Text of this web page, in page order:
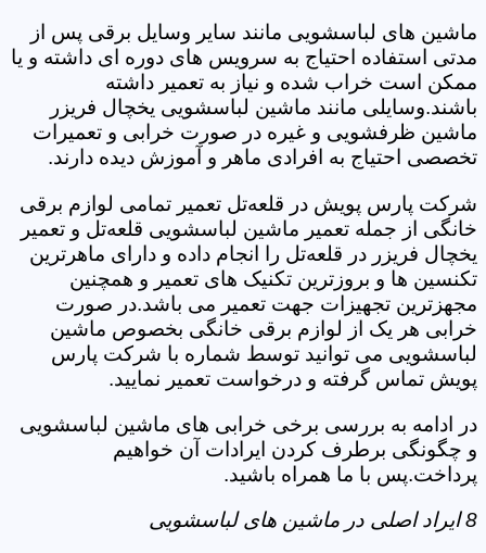
ماشین های لباسشویی مانند سایر وسایل برقی پس از
مدتی استفاده احتیاج به سرویس های دوره ای داشته و یا
ممکن است خراب شده و نیاز به تعمیر داشته
باشند.وسایلی مانند ماشین لباسشویی یخچال فریزر
ماشین ظرفشویی و غیره در صورت خرابی و تعمیرات
تخصصی احتیاج به افرادی ماهر و آموزش دیده دارند.
شرکت پارس پویش در قلعه‌تل تعمیر تمامی لوازم برقی
خانگی از جمله تعمیر ماشین لباسشویی قلعه‌تل و تعمیر
یخچال فریزر در قلعه‌تل را انجام داده و دارای ماهرترین
تکنسین ها و بروزترین تکنیک های تعمیر و همچنین
مجهزترین تجهیزات جهت تعمیر می باشد.در صورت
خرابی هر یک از لوازم برقی خانگی بخصوص ماشین
لباسشویی می توانید توسط شماره با شرکت پارس
پویش تماس گرفته و درخواست تعمیر نمایید.
در ادامه به بررسی برخی خرابی های ماشین لباسشویی
و چگونگی برطرف کردن ایرادات آن خواهیم
پرداخت.پس با ما همراه باشید.
8 ایراد اصلی در ماشین های لباسشویی